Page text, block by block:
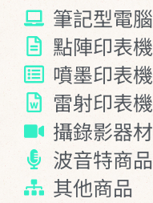
筆記型電腦
點陣印表機
噴墨印表機
雷射印表機
攝錄影器材
波音特商品
其他商品